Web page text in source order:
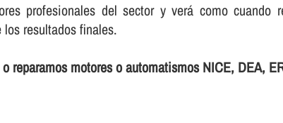
profesionales del sector y verá como
resultados finales.
reparamos motores o automatismos NICE, DEA,